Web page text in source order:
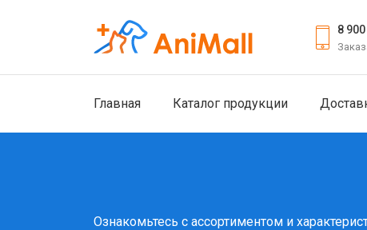
8
Главная Каталог продукции
Ознакомьтесь с ассортиментом и